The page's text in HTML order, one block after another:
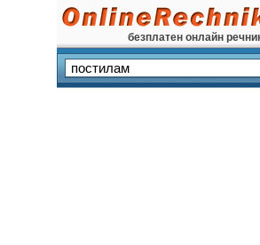
безплатен онлайн